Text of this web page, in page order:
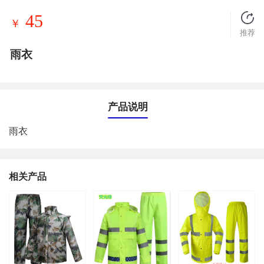
￥ 45
推荐
雨衣
产品说明
雨衣
相关产品